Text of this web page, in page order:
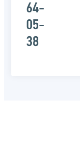
64-
05-
38